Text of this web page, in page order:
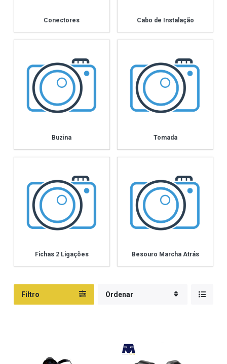
Conectores Cabo de Instalação
Buzina Tomada
Fichas 2 Ligações Besouro Marcha Atrás
Filtro Ordenar